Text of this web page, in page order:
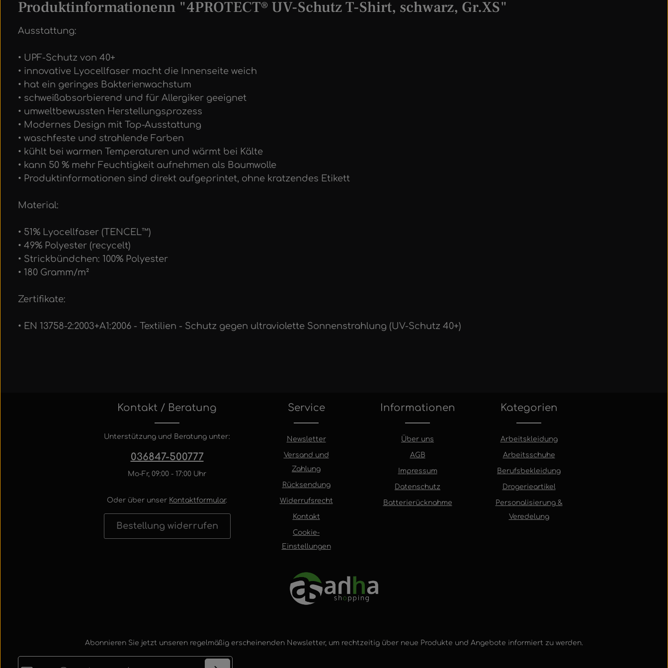
Produktinformationenn "4PROTECT® UV-Schutz T-Shirt, schwarz, Gr.XS"
Ausstattung:
• UPF-Schutz von 40+
• innovative Lyocellfaser macht die Innenseite weich
• hat ein geringes Bakterienwachstum
• schweißabsorbierend und für Allergiker geeignet
• umweltbewussten Herstellungsprozess
• Modernes Design mit Top-Ausstattung
• waschfeste und strahlende Farben
• kühlt bei warmen Temperaturen und wärmt bei Kälte
• kann 50 % mehr Feuchtigkeit aufnehmen als Baumwolle
• Produktinformationen sind direkt aufgeprintet, ohne kratzendes Etikett
Material:
• 51% Lyocellfaser (TENCEL™)
• 49% Polyester (recycelt)
• Strickbündchen: 100% Polyester
• 180 Gramm/m²
Zertifikate:
• EN 13758-2:2003+A1:2006 - Textilien - Schutz gegen ultraviolette Sonnenstrahlung (UV-Schutz 40+)
Kontakt / Beratung
Unterstützung und Beratung unter:
036847-500777
Mo-Fr, 09:00 - 17:00 Uhr
Oder über unser Kontaktformular.
Bestellung widerrufen
Service
Newsletter
Versand und
Zahlung
Rücksendung
Widerrufsrecht
Kontakt
Cookie-
Einstellungen
Informationen
Über uns
AGB
Impressum
Datenschutz
Batterierücknahme
Kategorien
Arbeitskleidung
Arbeitsschuhe
Berufsbekleidung
Drogerieartikel
Personalisierung &
Veredelung
Abonnieren Sie jetzt unseren regelmäßig erscheinenden Newsletter, um rechtzeitig über neue Produkte und Angebote informiert zu werden.